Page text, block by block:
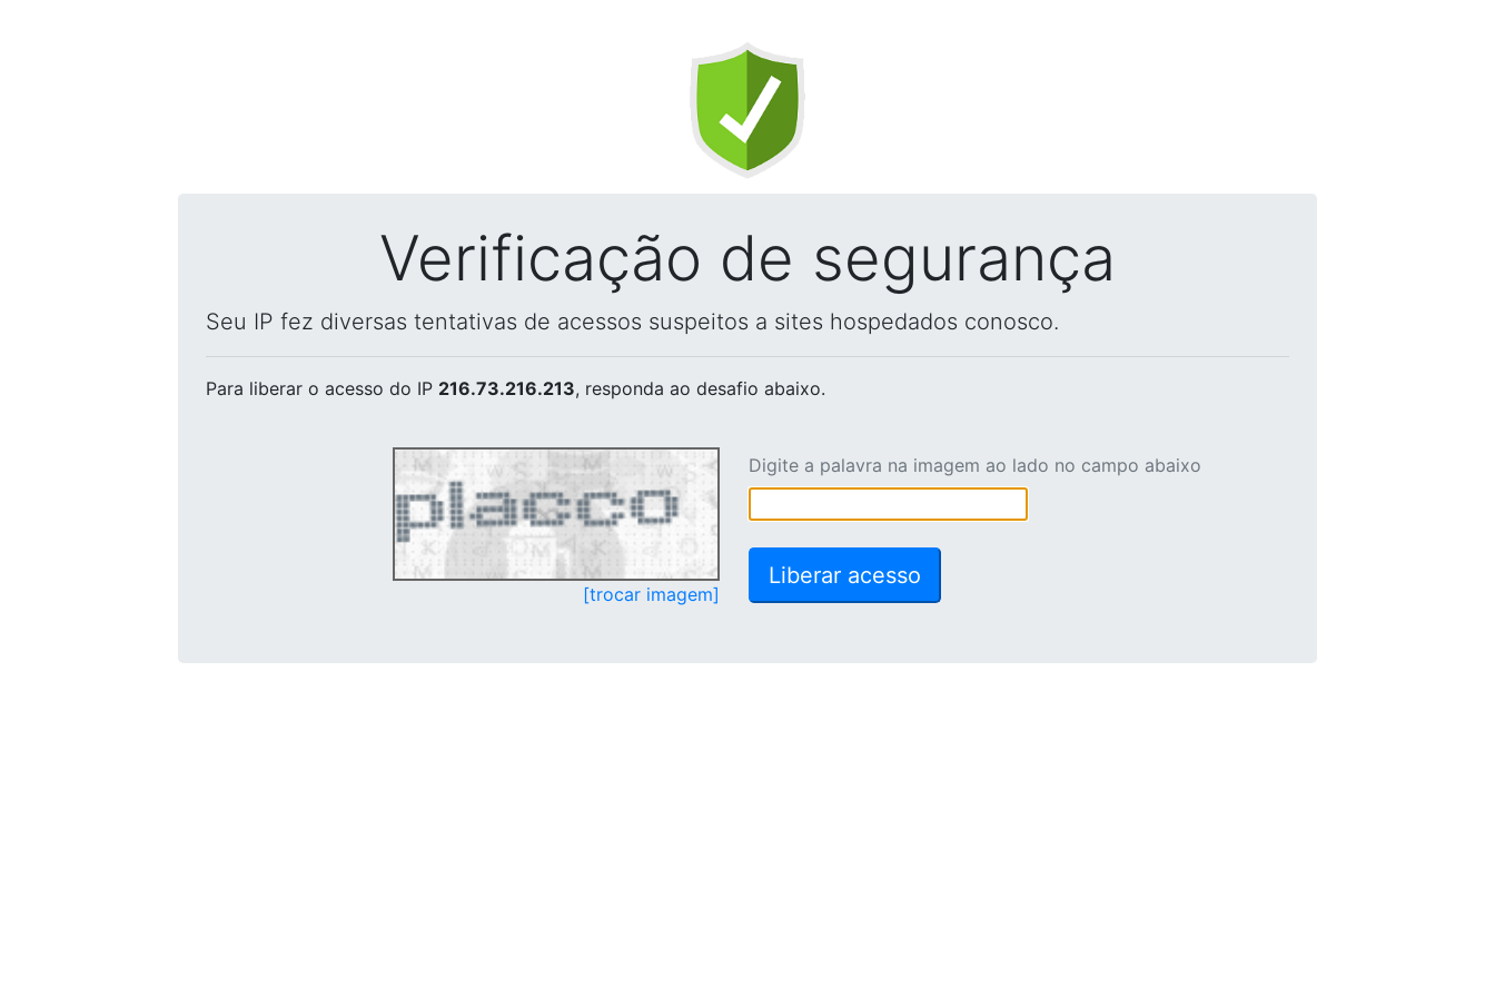
Verificação de segurança
Seu IP fez diversas tentativas de acessos suspeitos a sites hospedados conosco.
Para liberar o acesso do IP 216.73.216.213, responda ao desafio abaixo.
[trocar imagem]
Digite a palavra na imagem ao lado no campo abaixo